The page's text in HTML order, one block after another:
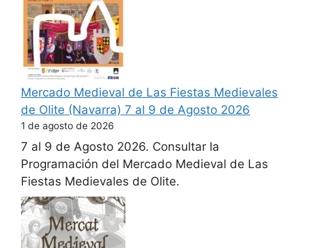
Mercado Medieval de Las Fiestas Medievales
de Olite (Navarra) 7 al 9 de Agosto 2026
1 de agosto de 2026
7 al 9 de Agosto 2026. Consultar la
Programación del Mercado Medieval de Las
Fiestas Medievales de Olite.